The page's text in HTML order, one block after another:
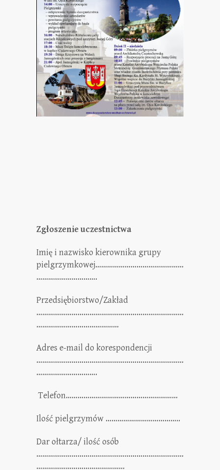
Zgłoszenie uczestnictwa
Imię i nazwisko kierownika grupy
pielgrzymkowej………………………………………
………………………….
Przedsiębiorstwo/Zakład
…………………………………………………………………
……………………………………
Adres e-mail do korespondencji
…………………………………………………………………
………………………….
Telefon…………………………………………………
Ilość pielgrzymów ………………………………..
Dar ołtarza/ ilość osób
…………………………………………………………………
………………………………………